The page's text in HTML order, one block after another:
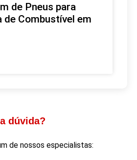
de Pneus para
de Combustível em
dúvida?
de nossos especialistas: